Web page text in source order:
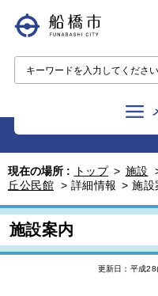
現在の場所 : トップ > 施設
丘公民館 > 詳細情報 > 施設
施設案内
更新日：平成